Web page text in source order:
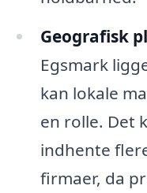
Geografisk
Egsmark
kan lokale
en rolle. Det
indhente
firmaer, da